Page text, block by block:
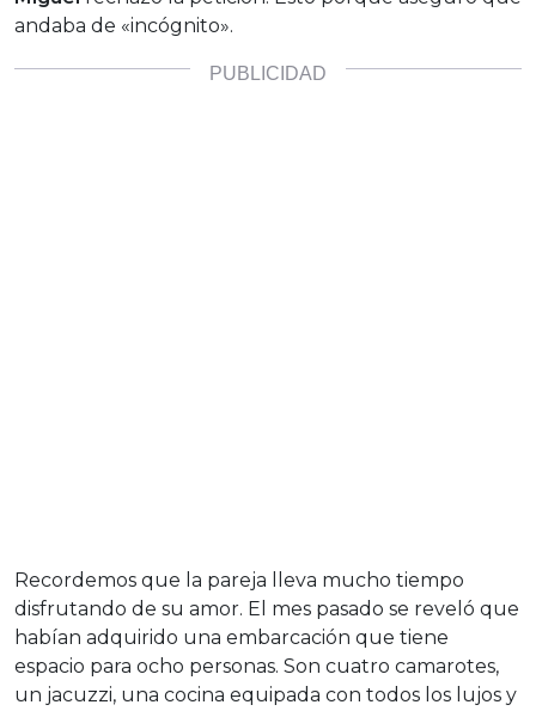
andaba de «incógnito».
Recordemos que la pareja lleva mucho tiempo
disfrutando de su amor. El mes pasado se reveló que
habían adquirido una embarcación que tiene
espacio para ocho personas. Son cuatro camarotes,
un jacuzzi, una cocina equipada con todos los lujos y